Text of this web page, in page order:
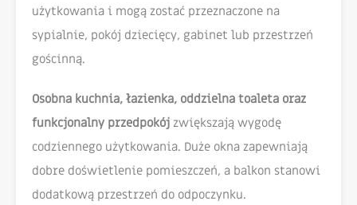
użytkowania i mogą zostać przeznaczone na
sypialnie, pokój dziecięcy, gabinet lub przestrzeń
gościnną.
Osobna kuchnia, łazienka, oddzielna toaleta oraz
funkcjonalny przedpokój zwiększają wygodę
codziennego użytkowania. Duże okna zapewniają
dobre doświetlenie pomieszczeń, a balkon stanowi
dodatkową przestrzeń do odpoczynku.